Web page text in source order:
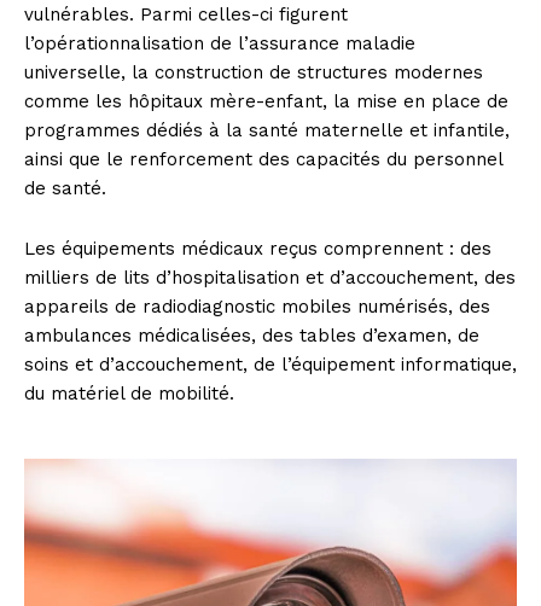
vulnérables. Parmi celles-ci figurent
l’opérationnalisation de l’assurance maladie
universelle, la construction de structures modernes
comme les hôpitaux mère-enfant, la mise en place de
programmes dédiés à la santé maternelle et infantile,
ainsi que le renforcement des capacités du personnel
de santé.
Les équipements médicaux reçus comprennent : des
milliers de lits d’hospitalisation et d’accouchement, des
appareils de radiodiagnostic mobiles numérisés, des
ambulances médicalisées, des tables d’examen, de
soins et d’accouchement, de l’équipement informatique,
du matériel de mobilité.